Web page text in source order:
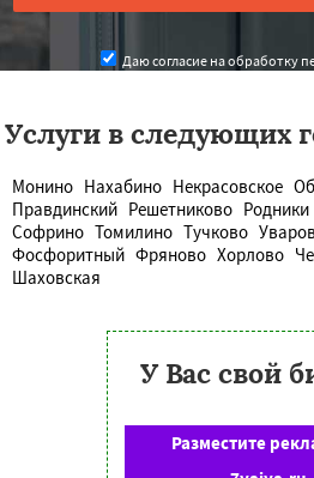
Даю согласие на обработку
Услуги в следующих
Монино Нахабино Некрасовское
Правдинский Решетниково Родники
Софрино Томилино Тучково
Фосфоритный Фряново Хорлово
Шаховская
У Вас свой
Разместите